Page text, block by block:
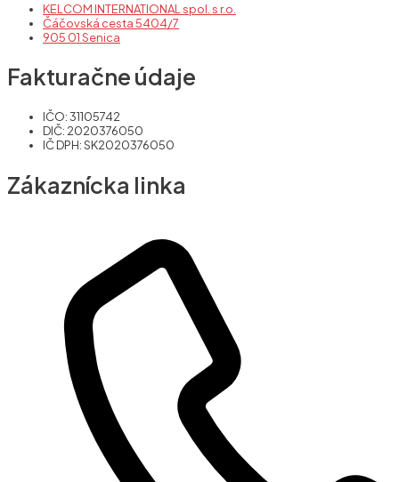
KELCOM INTERNATIONAL spol. s r.o.
Čáčovská cesta 5404/7
905 01 Senica
Fakturačne údaje
IČO: 31105742
DIČ: 2020376050
IČ DPH: SK2020376050
Zákaznícka linka